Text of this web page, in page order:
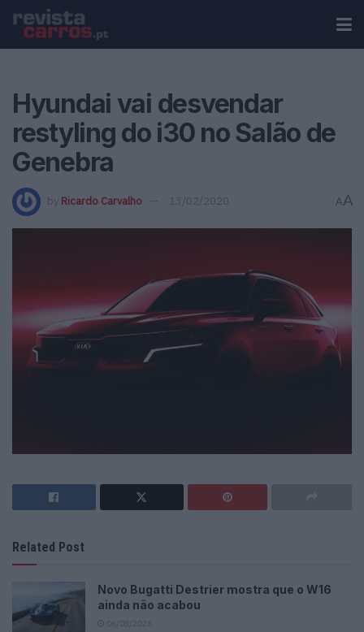
Hyundai vai desvendar
restyling do i30 no Salão de
Genebra
by Ricardo Carvalho 13/02/2020 AA
Related Post
Novo Bugatti Destrier mostra que o W16
ainda não acabou